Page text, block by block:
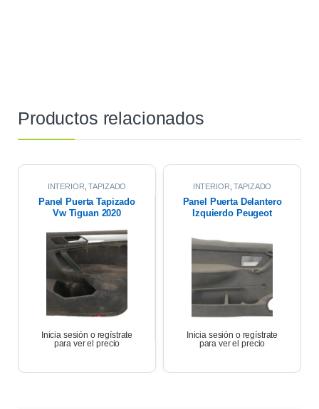
Productos relacionados
INTERIOR ,TAPIZADO
Panel Puerta Tapizado
Vw Tiguan 2020
Inicia sesión o regístrate
para ver el precio
INTERIOR ,TAPIZADO
Panel Puerta Delantero
Izquierdo Peugeot
Inicia sesión o regístrate
para ver el precio